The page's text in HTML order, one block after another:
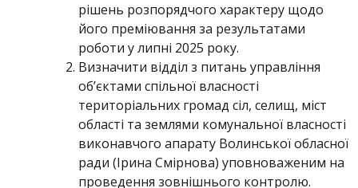
рішень розпорядчого характеру щодо
його преміювання за результатами
роботи у липні 2025 року.
Визначити відділ з питань управління
об’єктами спільної власності
територіальних громад сіл, селищ, міст
області та землями комунальної власності
виконавчого апарату Волинської обласної
ради (Ірина Смірнова) уповноваженим на
проведення зовнішнього контролю.